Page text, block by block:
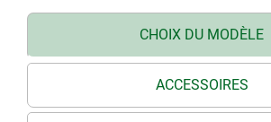
CHOIX DU MODÈLE
ACCESSOIRES